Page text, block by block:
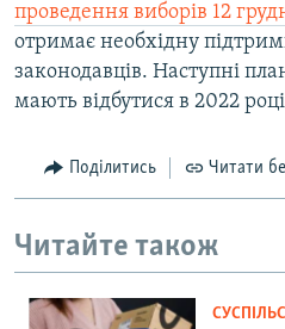
проведення виборів 12
отримає необхідну
законодавців. Наступні
мають відбутися в 2022
Поділитись Читати
Читайте також